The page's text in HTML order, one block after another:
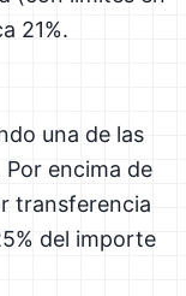
21%.
una de las
encima de
transferencia
del importe